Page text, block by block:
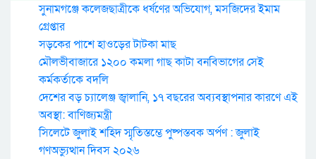
সুনামগঞ্জে কলেজছাত্রীকে ধর্ষণের অভিযোগ, মসজিদের ইমাম
গ্রেপ্তার
সড়কের পাশে হাওড়ের টাটকা মাছ
মৌলভীবাজারে ১২০০ কমলা গাছ কাটা বনবিভাগের সেই
কর্মকর্তাকে বদলি
দেশের বড় চ্যালেঞ্জ জ্বালানি, ১৭ বছরের অব্যবস্থাপনার কারণে এই
অবস্থা: বাণিজ্যমন্ত্রী
সিলেটে জুলাই শহিদ স্মৃতিস্তম্ভে পুষ্পস্তবক অর্পণ : জুলাই
গণঅভ্যুত্থান দিবস ২০২৬